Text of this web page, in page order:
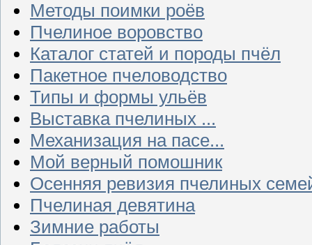
Методы поимки роёв
Пчелиное воровство
Каталог статей и породы пчёл
Пакетное пчеловодство
Типы и формы ульёв
Выставка пчелиных ...
Механизация на пасе...
Мой верный помошник
Осенняя ревизия пчелиных
Пчелиная девятина
Зимние работы